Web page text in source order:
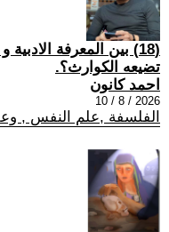
(18) بين المعرفة
تضيعه الكوارث؟.
احمد كانون
2026 / 8 / 10
الفلسفة ,علم النفس ,